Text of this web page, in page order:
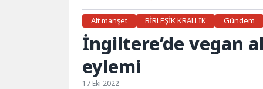
Alt manşet BİRLEŞİK KRALLIK Gündem
İngiltere’de vegan
eylemi
17 Eki 2022